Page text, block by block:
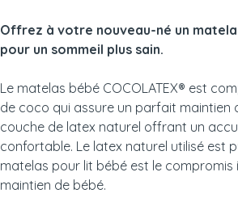
Offrez à votre nouveau-né un
pour un sommeil plus sain.
Le matelas bébé COCOLATEX® est
de coco qui assure un parfait maintien
couche de latex naturel offrant un
confortable. Le latex naturel utilisé est
matelas pour lit bébé est le compromis
maintien de bébé.